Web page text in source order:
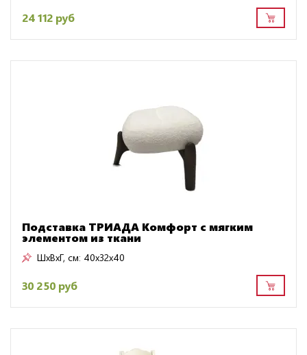
24 112 руб
Подставка ТРИАДА Комфорт с мягким
элементом из ткани
ШxВxГ, см: 40x32x40
30 250 руб